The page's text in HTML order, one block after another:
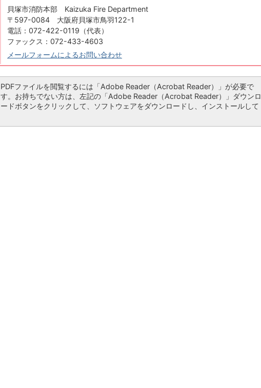
貝塚市消防本部 Kaizuka Fire Department
〒597-0084 大阪府貝塚市鳥羽122-1
電話：072-422-0119（代表）
ファックス：072-433-4603
メールフォームによるお問い合わせ
PDFファイルを閲覧するには「Adobe Reader（Acrobat Reader）」が必要で
す。お持ちでない方は、左記の「Adobe Reader（Acrobat Reader）」ダウンロ
ードボタンをクリックして、ソフトウェアをダウンロードし、インストールして